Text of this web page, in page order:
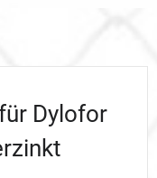
Dylofor